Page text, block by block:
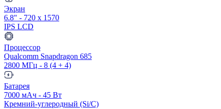
Экран
6.8" - 720 x 1570
IPS LCD
Процессор
Qualcomm Snapdragon 685
2800 МГц - 8 (4 + 4)
Батарея
7000 мАч - 45 Вт
Кремний-углеродный (Si/C)